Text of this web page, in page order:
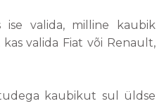
ise valida, milline kaubik
valida Fiat või Renault,
kaubikut sul üldse